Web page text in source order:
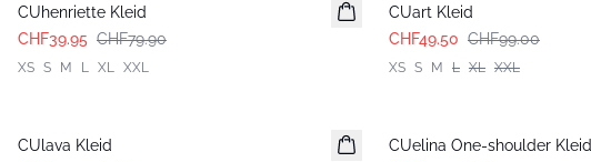
CUhenriette Kleid
CHF39.95 CHF79.90
XS S M L XL XXL
CUart Kleid
CHF49.50 CHF99.00
XS S M L XL XXL
CUlava Kleid
CUelina One-shoulder Kleid